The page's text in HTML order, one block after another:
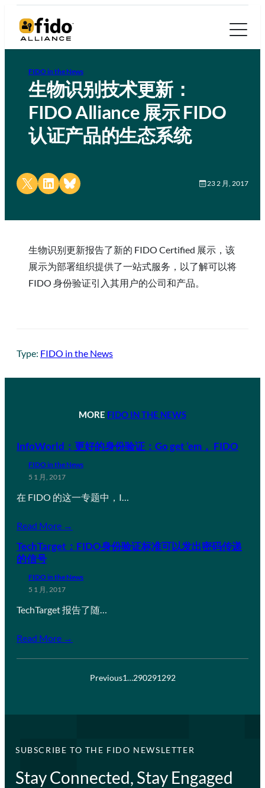
FIDO in the News
生物识别技术更新：
FIDO Alliance 展示 FIDO
认证产品的生态系统
Share on X Share on LinkedIn
Share on Bluesky 23 2 月, 2017
生物识别更新报告了新的 FIDO Certified 展示，该
展示为部署组织提供了一站式服务，以了解可以将
FIDO 身份验证引入其用户的公司和产品。
Type: FIDO in the News
MORE FIDO IN THE NEWS
InfoWorld：更好的身份验证：Go get ’em， FIDO
FIDO in the News
5 1 月, 2017
在 FIDO 的这一专题中，I…
Read More →
TechTarget：FIDO身份验证标准可以发出密码传递
的信号
FIDO in the News
5 1 月, 2017
TechTarget 报告了随…
Read More →
Previous1…290291292
SUBSCRIBE TO THE FIDO NEWSLETTER
Stay Connected, Stay Engaged